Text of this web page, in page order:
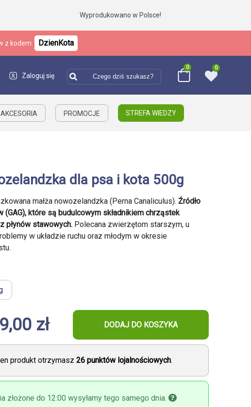
Wyprodukowano w Polsce!
z kodem DzienKota
Zaloguj się
0 0
AKCESORIA PROMOCJE STREFA WIEDZY
dla psa i kota 500g
małża nowozelandzka (Perna Canaliculus). Źródło
(GAG), które są budulcowym składnikiem chrząstek
płynów stawowych. Polecana zwierzętom starszym, u
w układzie ruchu oraz młodym w okresie
zł DODAJ DO KOSZYKA
produkt otrzymasz 26punktów lojalnościowych.
złożone do 12:00 wysyłamy tego samego dnia.